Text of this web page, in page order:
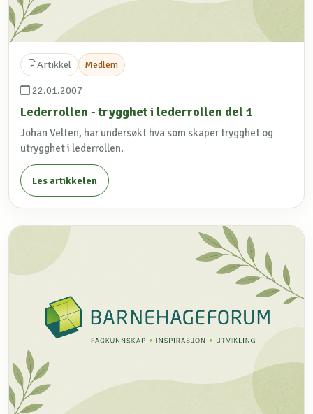
Artikkel Medlem
22.01.2007
Lederrollen - trygghet i lederrollen del 1
Johan Velten, har undersøkt hva som skaper trygghet og
utrygghet i lederrollen.
Les artikkelen